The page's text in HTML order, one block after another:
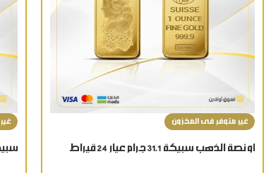
غير متوفر فى المخزون
اونصة الذهب سبيكة 31.1 جرام عيار 24 قيراط
سبيكة ذهب 1